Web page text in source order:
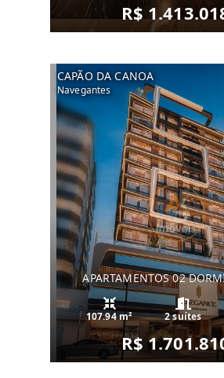
R$
CAPÃO DA CANOA
Navegantes
APARTAMENTOS 02
107.94 m² 2 suítes
R$